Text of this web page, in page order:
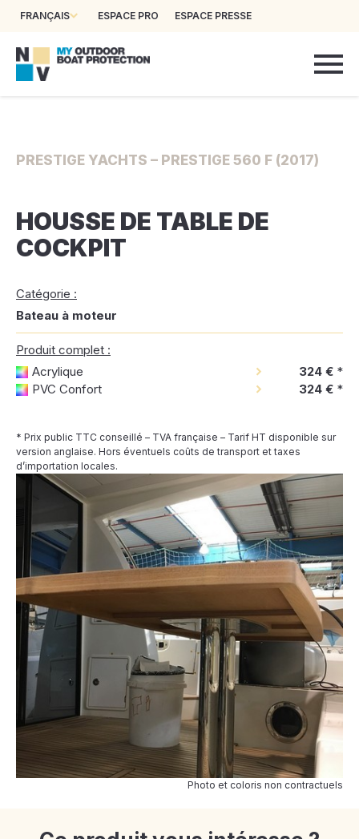
FRANÇAIS ESPACE PRO ESPACE PRESSE
PRESTIGE YACHTS – PRESTIGE 560 F (2017)
HOUSSE DE TABLE DE
COCKPIT
Catégorie :
Bateau à moteur
Produit complet :
Acrylique
324 € *
PVC Confort
324 € *
* Prix public TTC conseillé – TVA française – Tarif HT disponible sur
version anglaise. Hors éventuels coûts de transport et taxes
d’importation locales.
Photo et coloris non contractuels